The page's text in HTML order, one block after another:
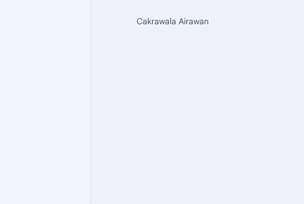
Cakrawala Airawan